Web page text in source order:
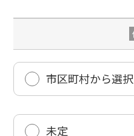
市区町村から選択
未定